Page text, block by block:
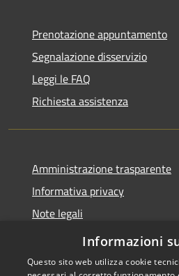
Prenotazione appuntamento
Segnalazione disservizio
Leggi le FAQ
Richiesta assistenza
Amministrazione trasparente
Informativa privacy
Note legali
Dichiarazione di accessibilità
Informazioni
Questo sito web utilizza cookie